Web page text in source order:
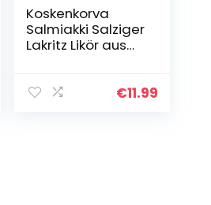
Koskenkorva
Salmiakki Salziger
Lakritz Likör aus
hergestellt in
€11.99